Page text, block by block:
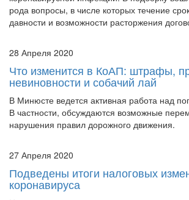
рода вопросы, в числе которых течение
давности и возможности расторжения
28 Апреля 2020
Что изменится в КоАП: штрафы,
невиновности и собачий лай
В Минюсте ведется активная работа над
В частности, обсуждаются возможные
нарушения правил дорожного движения.
27 Апреля 2020
Подведены итоги налоговых
коронавируса